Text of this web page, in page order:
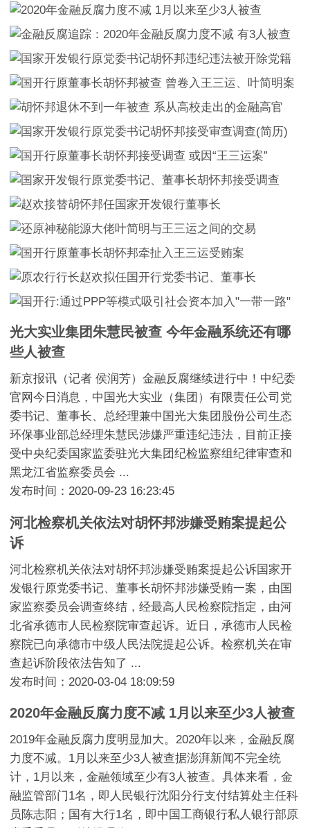
光大实业集团朱慧民被查 今年金融系统还有哪
些人被查
新京报讯（记者 侯润芳）金融反腐继续进行中！中纪委
官网今日消息，中国光大实业（集团）有限责任公司党
委书记、董事长、总经理兼中国光大集团股份公司生态
环保事业部总经理朱慧民涉嫌严重违纪违法，目前正接
受中央纪委国家监委驻光大集团纪检监察组纪律审查和
黑龙江省监察委员会 ...
发布时间：2020-09-23 16:23:45
河北检察机关依法对胡怀邦涉嫌受贿案提起公
诉
河北检察机关依法对胡怀邦涉嫌受贿案提起公诉国家开
发银行原党委书记、董事长胡怀邦涉嫌受贿一案，由国
家监察委员会调查终结，经最高人民检察院指定，由河
北省承德市人民检察院审查起诉。近日，承德市人民检
察院已向承德市中级人民法院提起公诉。检察机关在审
查起诉阶段依法告知了 ...
发布时间：2020-03-04 18:09:59
2020年金融反腐力度不减 1月以来至少3人被查
2019年金融反腐力度明显加大。2020年以来，金融反腐
力度不减。1月以来至少3人被查据澎湃新闻不完全统
计，1月以来，金融领域至少有3人被查。具体来看，金
融监管部门1名，即人民银行沈阳分行支付结算处主任科
员陈志阳；国有大行1名，即中国工商银行私人银行部原